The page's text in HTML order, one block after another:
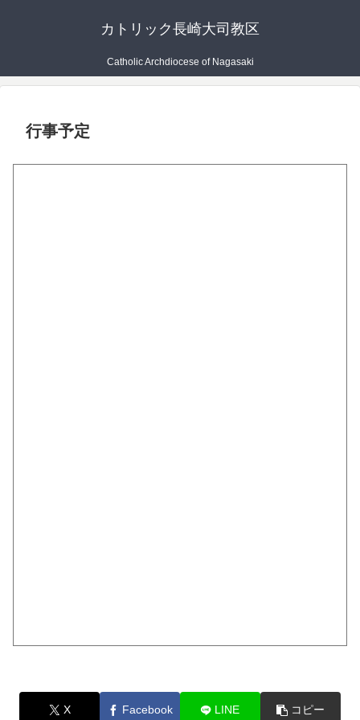
カトリック長崎大司教区
Catholic Archdiocese of Nagasaki
行事予定
X Facebook LINE コピー